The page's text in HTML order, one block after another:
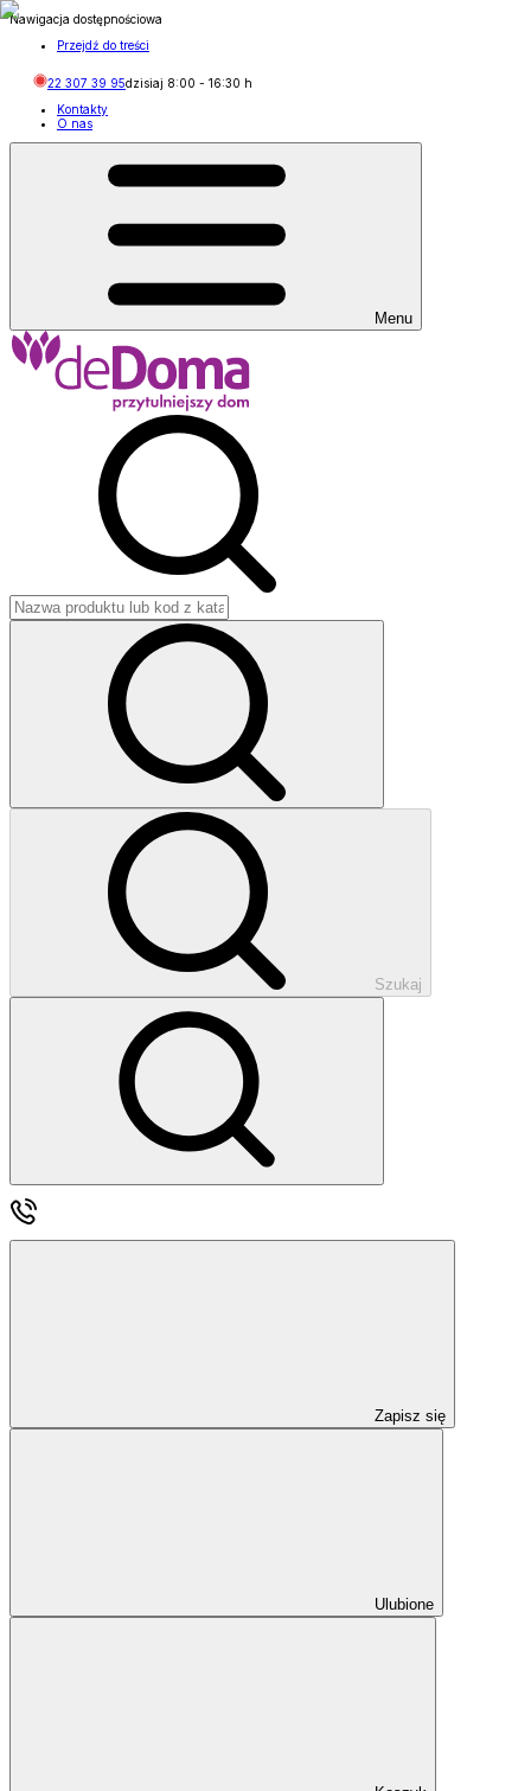
Nawigacja dostępnościowa
Przejdź do treści
22 307 39 95dzisiaj 8:00 - 16:30 h
Kontakty
O nas
Menu
Szukaj
Zapisz się
Ulubione